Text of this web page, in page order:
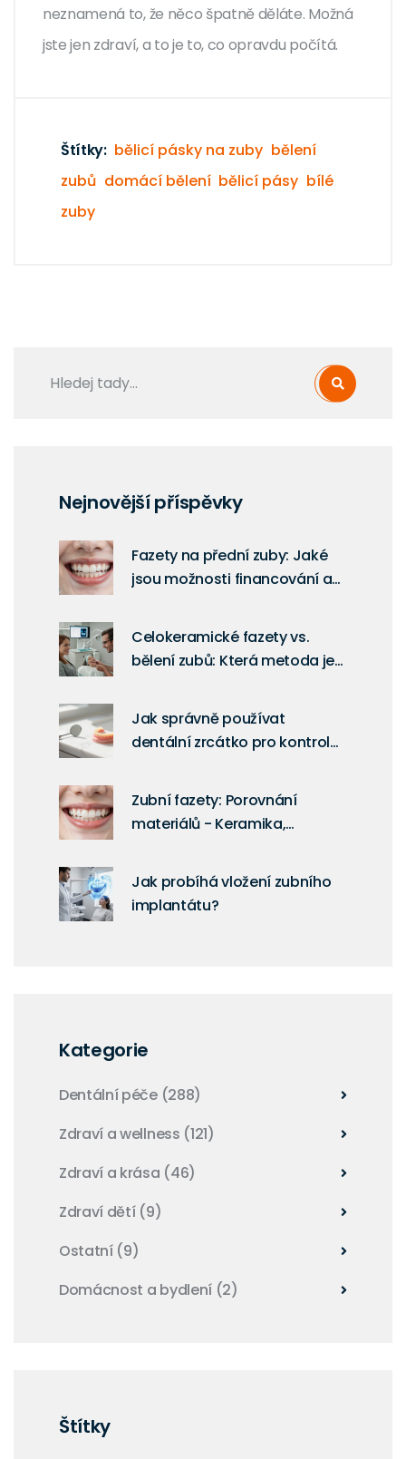
neznamená to, že něco špatně děláte. Možná
jste jen zdraví, a to je to, co opravdu počítá.
Štítky: bělicí pásky na zuby bělení
zubů domácí bělení bělicí pásy bílé
zuby
Nejnovější příspěvky
Fazety na přední zuby: Jaké
jsou možnosti financování a
Celokeramické fazety vs.
bělení zubů: Která metoda je
Jak správně používat
dentální zrcátko pro kontrolu
Zubní fazety: Porovnání
materiálů - Keramika,
Jak probíhá vložení zubního
implantátu?
Kategorie
Dentální péče (288)
Zdraví a wellness (121)
Zdraví a krása (46)
Zdraví dětí (9)
Ostatní (9)
Domácnost a bydlení (2)
Štítky